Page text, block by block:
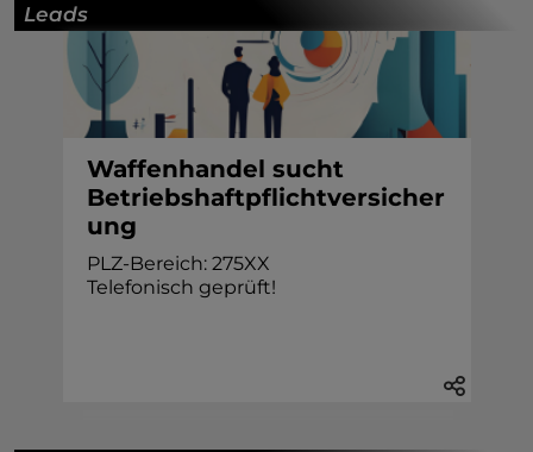
Leads
Waffenhandel sucht
Betriebshaftpflichtversicher
ung
PLZ-Bereich: 275XX
Telefonisch geprüft!